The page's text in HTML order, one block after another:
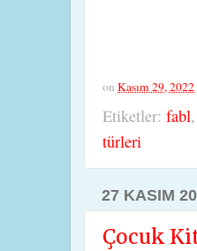
on Kasım 29, 2022
Etiketler: fabl,
türleri
27 KASIM
Çocuk